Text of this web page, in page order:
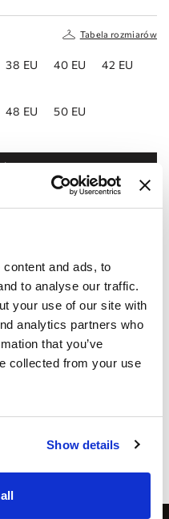
and ads, to
to analyse our traffic.
your use of our site with
analytics partners who
that you’ve
collected from your use
Show details
Tabela rozmiarów
38 EU 40 EU 42 EU
48 EU 50 EU